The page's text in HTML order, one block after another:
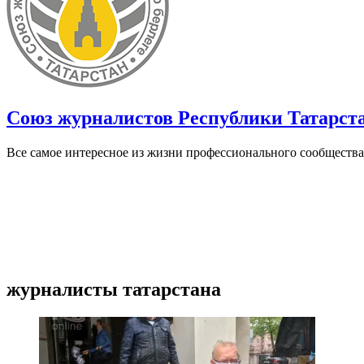
Союз журналистов Республики
Все самое интересное из жизни профессионального сообщества
журналисты татарстана